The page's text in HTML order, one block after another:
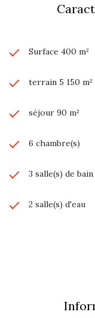
Surface 400 m²
terrain 5 150 m²
séjour 90 m²
6 chambre(s)
3 salle(s) de bain
2 salle(s) d'eau